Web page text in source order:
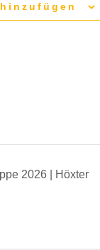
2026 | Höxter